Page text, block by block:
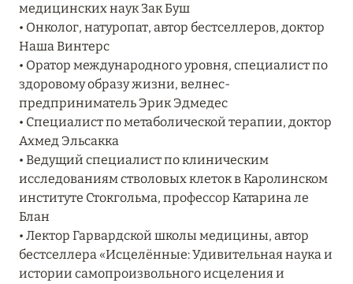
04 апреля 2025
ATLANTIS THE PALM: НОВЫЙ ПАКЕТ
НАПИТКОВ ДЛЯ HB И FB
Подробнее
13 февраля 2025
MANDARIN ORIENTAL JUMEIRA, DUBAI:
СКИДКИ ДО 30 % ОТ СУММЫ КОНТРАКТА НА
РАЗМЕЩЕНИЕ ВЕСНОЙ
Подробнее
медицинских наук Зак Буш
• Онколог, натуропат, автор бестселлеров, доктор
Наша Винтерс
• Оратор международного уровня, специалист по
здоровому образу жизни, велнес-
предприниматель Эрик Эдмедес
• Специалист по метаболической терапии, доктор
Ахмед Эльсакка
• Ведущий специалист по клиническим
исследованиям стволовых клеток в Каролинском
институте Стокгольма, профессор Катарина ле
Блан
• Лектор Гарвардской школы медицины, автор
бестселлера «Исцелённые: Удивительная наука и
истории самопроизвольного исцеления и